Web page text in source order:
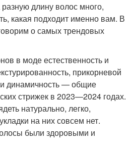
длину волос много,
какая подходит именно вам. В
о самых трендовых
в моде естественность и
прикорневой
динамичность — общие
стрижек в 2023—2024 годах.
натурально, легко,
на них совсем нет.
были здоровыми и